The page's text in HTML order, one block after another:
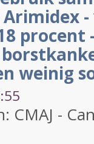
procent
weinig
CMAJ -